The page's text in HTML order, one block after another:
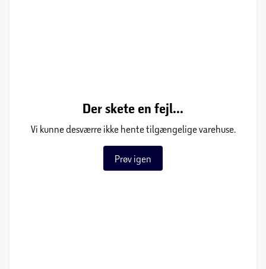
Der skete en fejl...
Vi kunne desværre ikke hente tilgængelige varehuse.
Prøv igen